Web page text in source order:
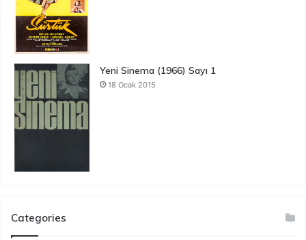
Yeni Sinema (1966) Sayı 1
18 Ocak 2015
Categories